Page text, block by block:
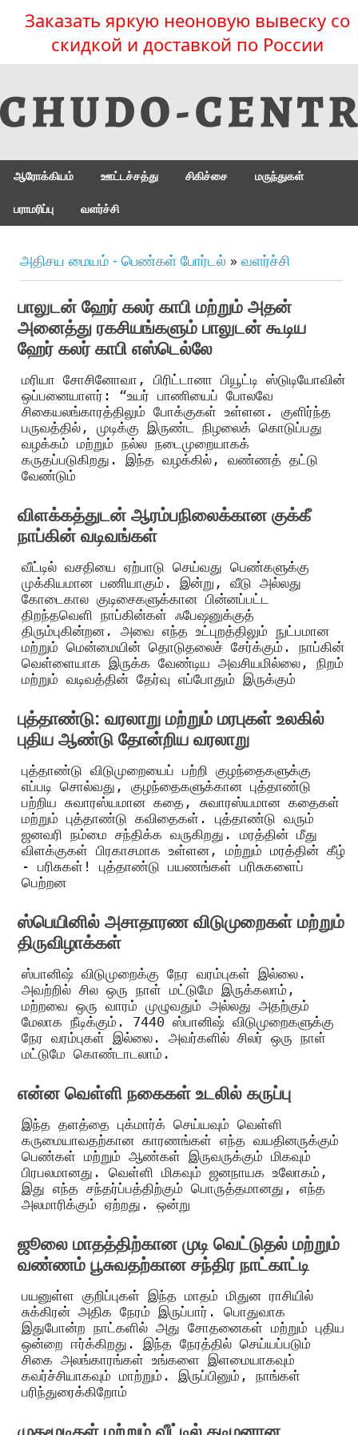
Заказать яркую неоновую вывеску со
скидкой и доставкой по России
ஆரோக்கியம் ஊட்டச்சத்து சிகிச்சை மருந்துகள்
பராமரிப்பு வளர்ச்சி
அதிசய மையம் - பெண்கள் போர்டல் » வளர்ச்சி
பாலுடன் ஹேர் கலர் காபி மற்றும் அதன்
அனைத்து ரகசியங்களும் பாலுடன் கூடிய
ஹேர் கலர் காபி எஸ்டெல்லே
மரியா சோசினோவா, பிரிட்டானா பியூட்டி ஸ்டுடியோவின்
ஒப்பனையாளர்: “உயர் பாணியைப் போலவே
சிகையலங்காரத்திலும் போக்குகள் உள்ளன. குளிர்ந்த
பருவத்தில், முடிக்கு இருண்ட நிழலைக் கொடுப்பது
வழக்கம் மற்றும் நல்ல நடைமுறையாகக்
கருதப்படுகிறது. இந்த வழக்கில், வண்ணத் தட்டு
வேண்டும்
விளக்கத்துடன் ஆரம்பநிலைக்கான குக்கீ
நாப்கின் வடிவங்கள்
வீட்டில் வசதியை ஏற்பாடு செய்வது பெண்களுக்கு
முக்கியமான பணியாகும். இன்று, வீடு அல்லது
கோடைகால குடிசைகளுக்கான பின்னப்பட்ட
திறந்தவெளி நாப்கின்கள் ஃபேஷனுக்குத்
திரும்புகின்றன. அவை எந்த உட்புறத்திலும் நுட்பமான
மற்றும் மென்மையின் தொடுதலைச் சேர்க்கும். நாப்கின்
வெள்ளையாக இருக்க வேண்டிய அவசியமில்லை, நிறம்
மற்றும் வடிவத்தின் தேர்வு எப்போதும் இருக்கும்
புத்தாண்டு: வரலாறு மற்றும் மரபுகள் உலகில்
புதிய ஆண்டு தோன்றிய வரலாறு
புத்தாண்டு விடுமுறையைப் பற்றி குழந்தைகளுக்கு
எப்படி சொல்வது, குழந்தைகளுக்கான புத்தாண்டு
பற்றிய சுவாரஸ்யமான கதை, சுவாரஸ்யமான கதைகள்
மற்றும் புத்தாண்டு கவிதைகள். புத்தாண்டு வரும்
ஜனவரி நம்மை சந்திக்க வருகிறது. மரத்தின் மீது
விளக்குகள் பிரகாசமாக உள்ளன, மற்றும் மரத்தின் கீழ்
- பரிசுகள்! புத்தாண்டு பயணங்கள் பரிசுகளைப்
பெற்றன
ஸ்பெயினில் அசாதாரண விடுமுறைகள் மற்றும்
திருவிழாக்கள்
ஸ்பானிஷ் விடுமுறைக்கு நேர வரம்புகள் இல்லை.
அவற்றில் சில ஒரு நாள் மட்டுமே இருக்கலாம்,
மற்றவை ஒரு வாரம் முழுவதும் அல்லது அதற்கும்
மேலாக நீடிக்கும். 7440 ஸ்பானிஷ் விடுமுறைகளுக்கு
நேர வரம்புகள் இல்லை. அவர்களில் சிலர் ஒரு நாள்
மட்டுமே கொண்டாடலாம்.
என்ன வெள்ளி நகைகள் உடலில் கருப்பு
இந்த தளத்தை புக்மார்க் செய்யவும் வெள்ளி
கருமையாவதற்கான காரணங்கள் எந்த வயதினருக்கும்
பெண்கள் மற்றும் ஆண்கள் இருவருக்கும் மிகவும்
பிரபலமானது. வெள்ளி மிகவும் ஜனநாயக உலோகம்,
இது எந்த சந்தர்ப்பத்திற்கும் பொருத்தமானது, எந்த
அலமாரிக்கும் ஏற்றது. ஒன்று
ஜூலை மாதத்திற்கான முடி வெட்டுதல் மற்றும்
வண்ணம் பூசுவதற்கான சந்திர நாட்காட்டி
பயனுள்ள குறிப்புகள் இந்த மாதம் மிதுன ராசியில்
சுக்கிரன் அதிக நேரம் இருப்பார். பொதுவாக
இதுபோன்ற நாட்களில் அது சோதனைகள் மற்றும் புதிய
ஒன்றை ஈர்க்கிறது. இந்த நேரத்தில் செய்யப்படும்
சிகை அலங்காரங்கள் உங்களை இளமையாகவும்
கவர்ச்சியாகவும் மாற்றும். இருப்பினும், நாங்கள்
பரிந்துரைக்கிறோம்